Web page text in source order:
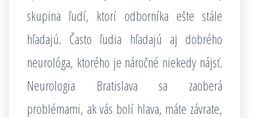
skupina ľudí, ktorí odborníka ešte stále
hľadajú. Často ľudia hľadajú aj dobrého
neurológa, ktorého je náročné niekedy nájsť.
Neurologia Bratislava sa zaoberá
problémami, ak vás bolí hlava, máte závrate,